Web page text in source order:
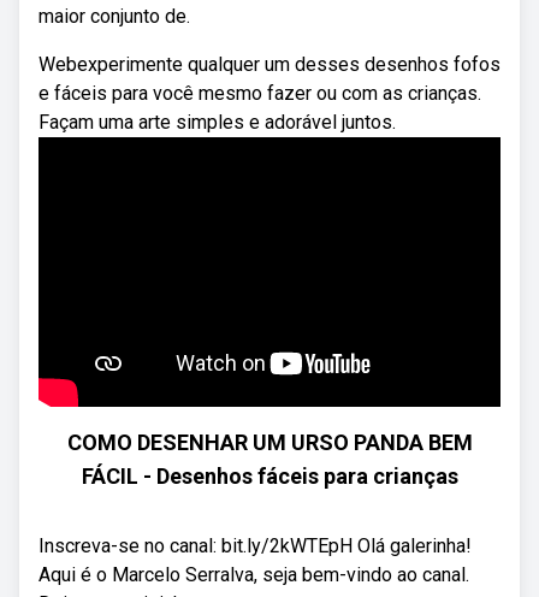
maior conjunto de.
Webexperimente qualquer um desses desenhos fofos
e fáceis para você mesmo fazer ou com as crianças.
Façam uma arte simples e adorável juntos.
COMO DESENHAR UM URSO PANDA BEM
FÁCIL - Desenhos fáceis para crianças
Inscreva-se no canal: bit.ly/2kWTEpH Olá galerinha!
Aqui é o Marcelo Serralva, seja bem-vindo ao canal.